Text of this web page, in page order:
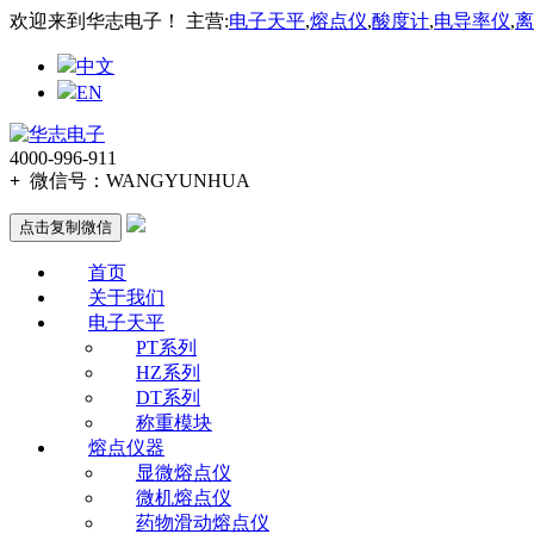
欢迎来到华志电子！ 主营:电子天平,熔点仪,酸度计,电导率仪,
中文
EN
4000-996-911
+ 微信号： WANGYUNHUA
点击复制微信
首页
关于我们
电子天平
PT系列
HZ系列
DT系列
称重模块
熔点仪器
显微熔点仪
微机熔点仪
药物滑动熔点仪